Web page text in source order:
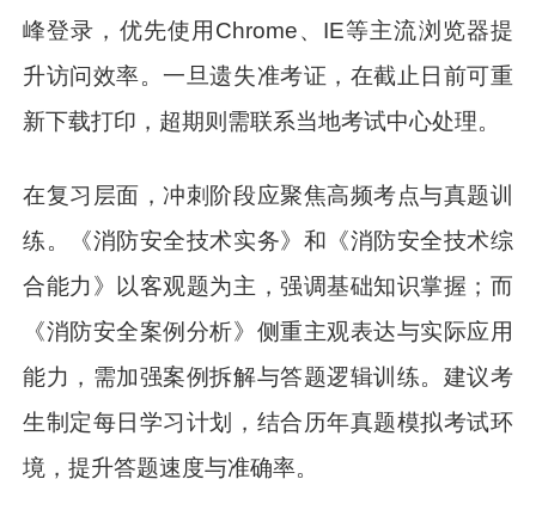
峰登录，优先使用Chrome、IE等主流浏览器提
升访问效率。一旦遗失准考证，在截止日前可重
新下载打印，超期则需联系当地考试中心处理。
在复习层面，冲刺阶段应聚焦高频考点与真题训
练。《消防安全技术实务》和《消防安全技术综
合能力》以客观题为主，强调基础知识掌握；而
《消防安全案例分析》侧重主观表达与实际应用
能力，需加强案例拆解与答题逻辑训练。建议考
生制定每日学习计划，结合历年真题模拟考试环
境，提升答题速度与准确率。